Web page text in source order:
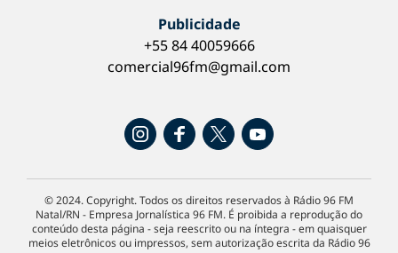
Publicidade
+55 84 40059666
comercial96fm@gmail.com
© 2024. Copyright. Todos os direitos reservados à Rádio 96 FM
Natal/RN - Empresa Jornalística 96 FM. É proibida a reprodução do
conteúdo desta página - seja reescrito ou na íntegra - em quaisquer
meios eletrônicos ou impressos, sem autorização escrita da Rádio 96